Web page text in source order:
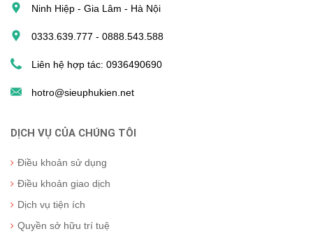
Ninh Hiệp - Gia Lâm - Hà Nội
0333.639.777 - 0888.543.588
Liên hệ hợp tác: 0936490690
hotro@sieuphukien.net
DỊCH VỤ CỦA CHÚNG TÔI
Điều khoản sử dụng
Điều khoản giao dịch
Dịch vụ tiện ích
Quyền sở hữu trí tuệ